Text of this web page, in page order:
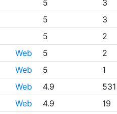
5
3
5
3
5
2
Web 5
2
Web 5
1
Web 4.9
531
Web 4.9
19